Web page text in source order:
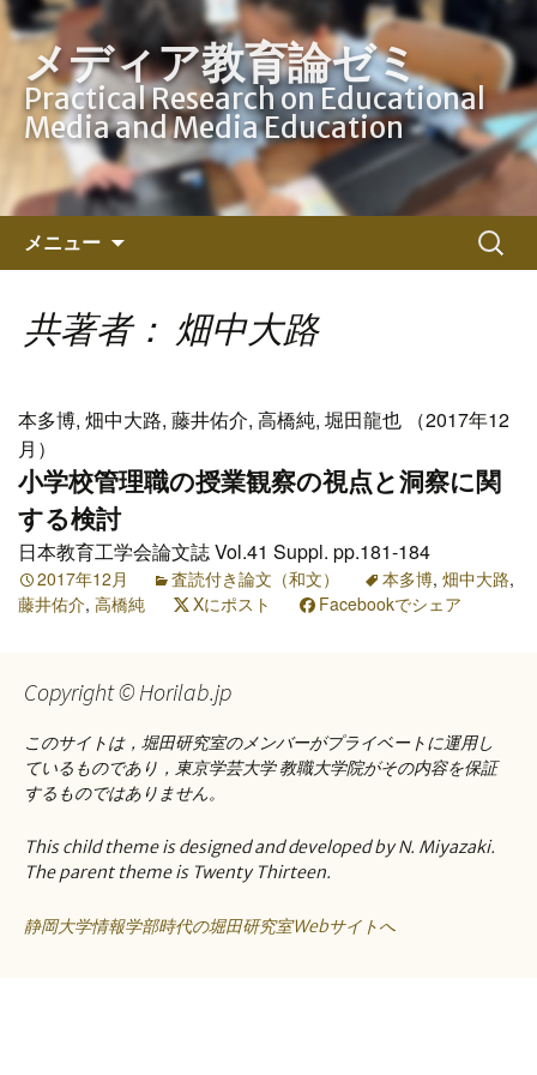
メディア教育論ゼミ
Practical Research on Educational
Media and Media Education
メニュー
ン
ツ
キ
プ
検
索:
共著者： 畑中大路
本多博, 畑中大路, 藤井佑介, 高橋純, 堀田龍也 （2017年12
月）
小学校管理職の授業観察の視点と洞察に関
する検討
日本教育工学会論文誌 Vol.41 Suppl. pp.181-184
2017年12月 査読付き論文（和文） 本多博, 畑中大路,
藤井佑介, 高橋純 Xにポスト Facebookでシェア
Copyright © Horilab.jp
このサイトは，堀田研究室のメンバーがプライベートに運用し
ているものであり，東京学芸大学 教職大学院がその内容を保証
するものではありません。
This child theme is designed and developed by N. Miyazaki.
The parent theme is Twenty Thirteen.
静岡大学情報学部時代の堀田研究室Webサイトへ